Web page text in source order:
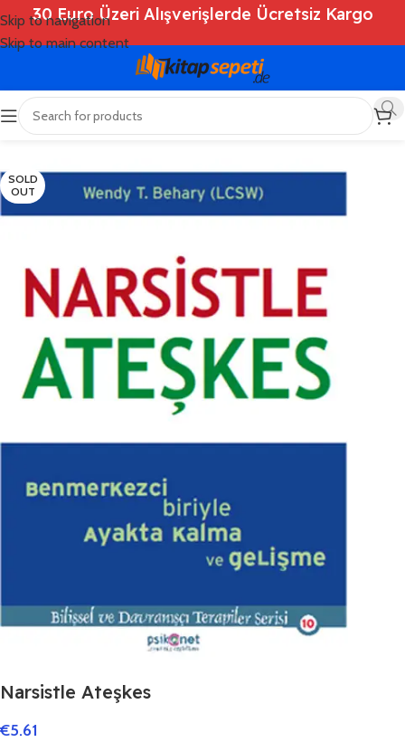
Skip to navigation
Skip to main content
30 Euro Üzeri Alışverişlerde Ücretsiz Kargo
Ana Sayfa Shop
SOLD
OUT
Narsistle Ateşkes
€5.61